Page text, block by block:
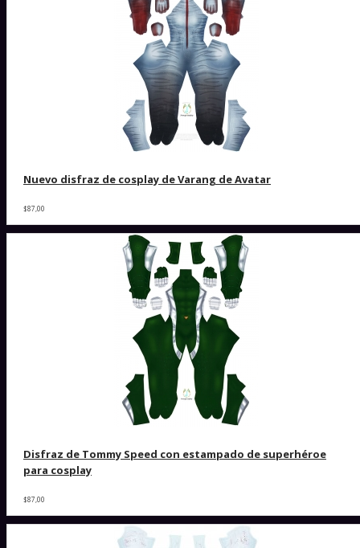
Nuevo disfraz de cosplay de Varang de Avatar
$87,00
Disfraz de Tommy Speed ​​con estampado de superhéroe
para cosplay
$87,00